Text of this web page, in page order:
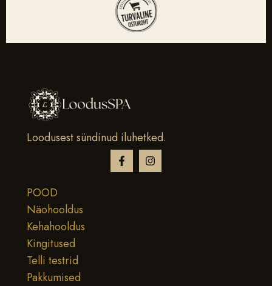
Loodusest sündinud iluhetked.
POOD
Näohooldus
Kehahooldus
Kingitused
Telli testrid
Pakkumised